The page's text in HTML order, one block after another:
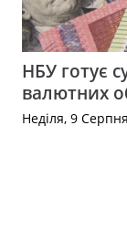
НБУ готує
валютних
Неділя, 9